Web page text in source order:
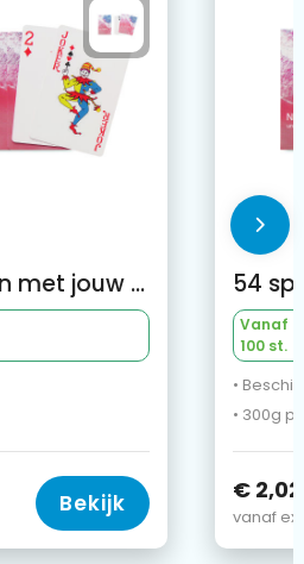
54 speelkaarten met jouw design aan één zijde
Bekijk
Vanaf
100 st.
•
• 300g
€ 2,02
vanaf